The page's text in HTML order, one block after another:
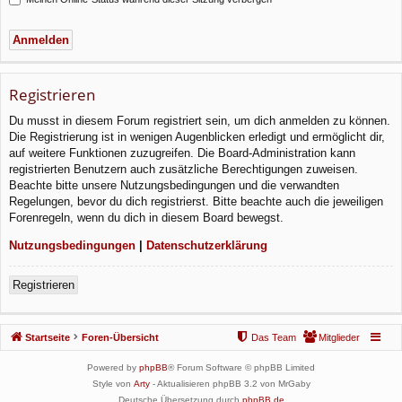
Registrieren
Du musst in diesem Forum registriert sein, um dich anmelden zu können.
Die Registrierung ist in wenigen Augenblicken erledigt und ermöglicht dir,
auf weitere Funktionen zuzugreifen. Die Board-Administration kann
registrierten Benutzern auch zusätzliche Berechtigungen zuweisen.
Beachte bitte unsere Nutzungsbedingungen und die verwandten
Regelungen, bevor du dich registrierst. Bitte beachte auch die jeweiligen
Forenregeln, wenn du dich in diesem Board bewegst.
Nutzungsbedingungen | Datenschutzerklärung
Registrieren
Startseite Foren-Übersicht Mitglieder
Das Team
Powered by phpBB® Forum Software © phpBB Limited
Style von Arty- Aktualisieren phpBB 3.2 von MrGaby
Deutsche Übersetzung durch phpBB.de